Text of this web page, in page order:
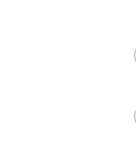
για τον αγώνα
Τοπούρια. Ο